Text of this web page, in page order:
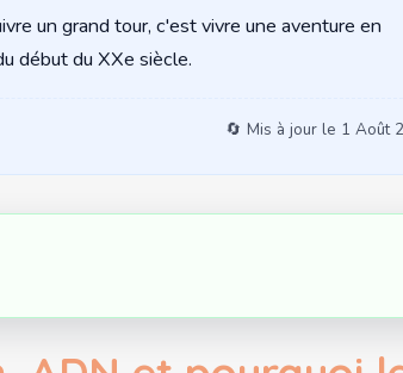
un grand tour, c'est vivre une aventure en
début du XXe siècle.
🔄 Mis à jour le 1 Août